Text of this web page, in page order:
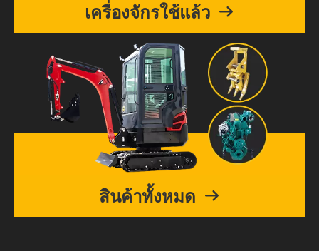
เครื่องจักรใช้แล้ว
สินค้าทั้งหมด